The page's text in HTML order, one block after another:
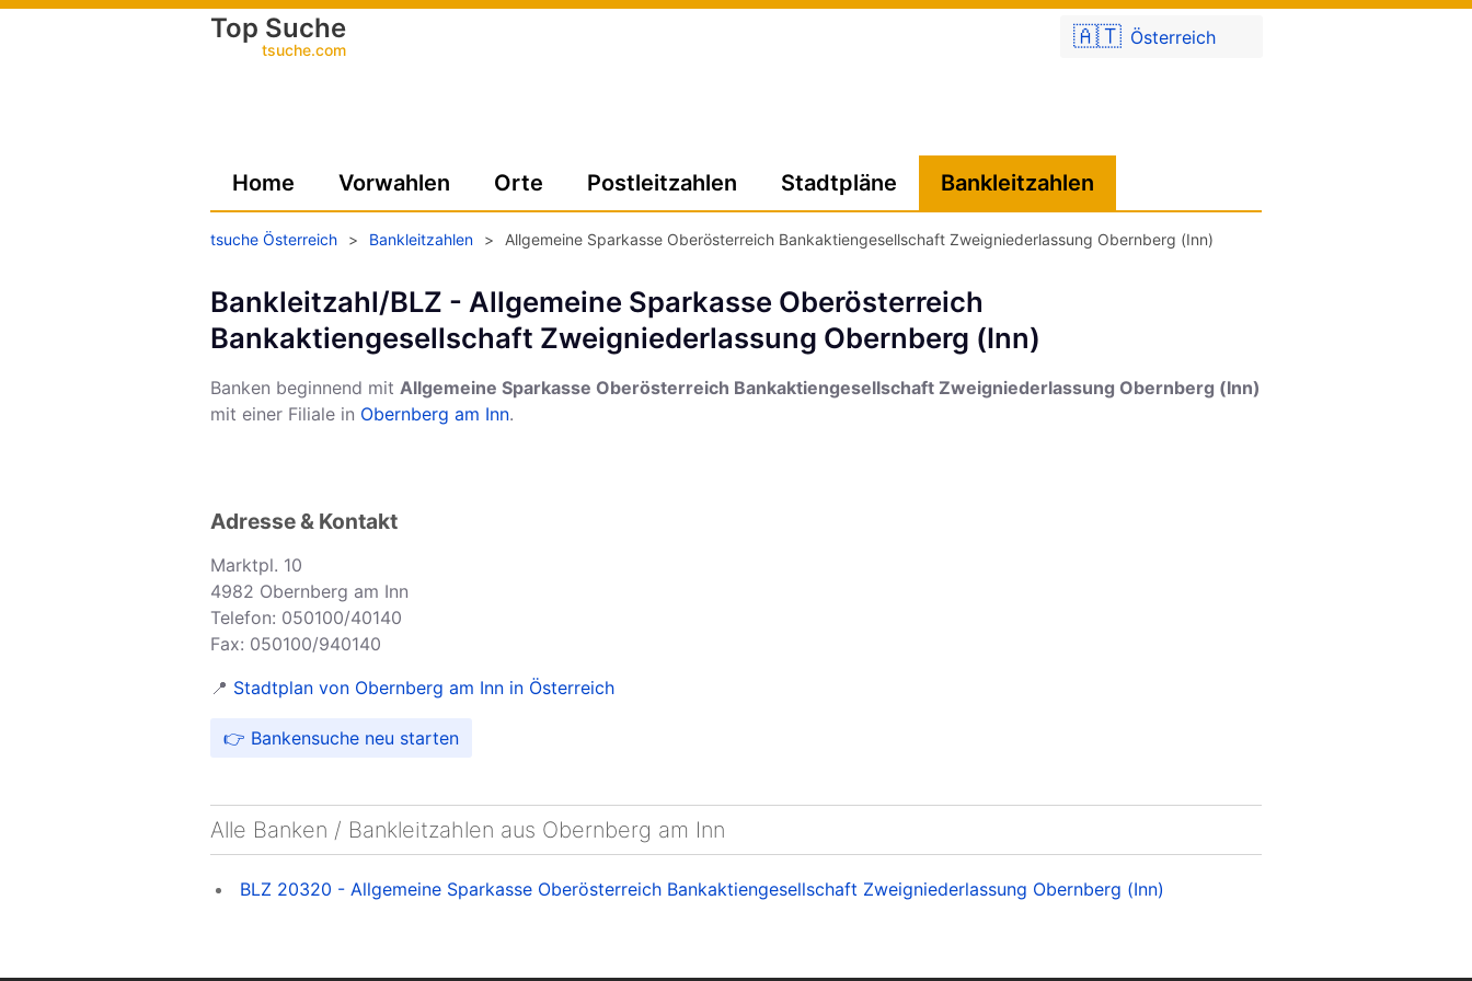
🇦🇹 Österreich
Top Suche
tsuche.com
Home Vorwahlen Orte Postleitzahlen Stadtpläne Bankleitzahlen
tsuche Österreich > Bankleitzahlen > Allgemeine Sparkasse Oberösterreich Bankaktiengesellschaft Zweigniederlassung Obernberg (Inn)
Bankleitzahl/BLZ - Allgemeine Sparkasse Oberösterreich
Bankaktiengesellschaft Zweigniederlassung Obernberg (Inn)
Banken beginnend mit Allgemeine Sparkasse Oberösterreich Bankaktiengesellschaft Zweigniederlassung Obernberg (Inn)
mit einer Filiale in Obernberg am Inn.
Adresse & Kontakt
Marktpl. 10
4982 Obernberg am Inn
Telefon: 050100/40140
Fax: 050100/940140
📍 Stadtplan von Obernberg am Inn in Österreich
👉 Bankensuche neu starten
Alle Banken / Bankleitzahlen aus Obernberg am Inn
BLZ 20320 - Allgemeine Sparkasse Oberösterreich Bankaktiengesellschaft Zweigniederlassung Obernberg (Inn)